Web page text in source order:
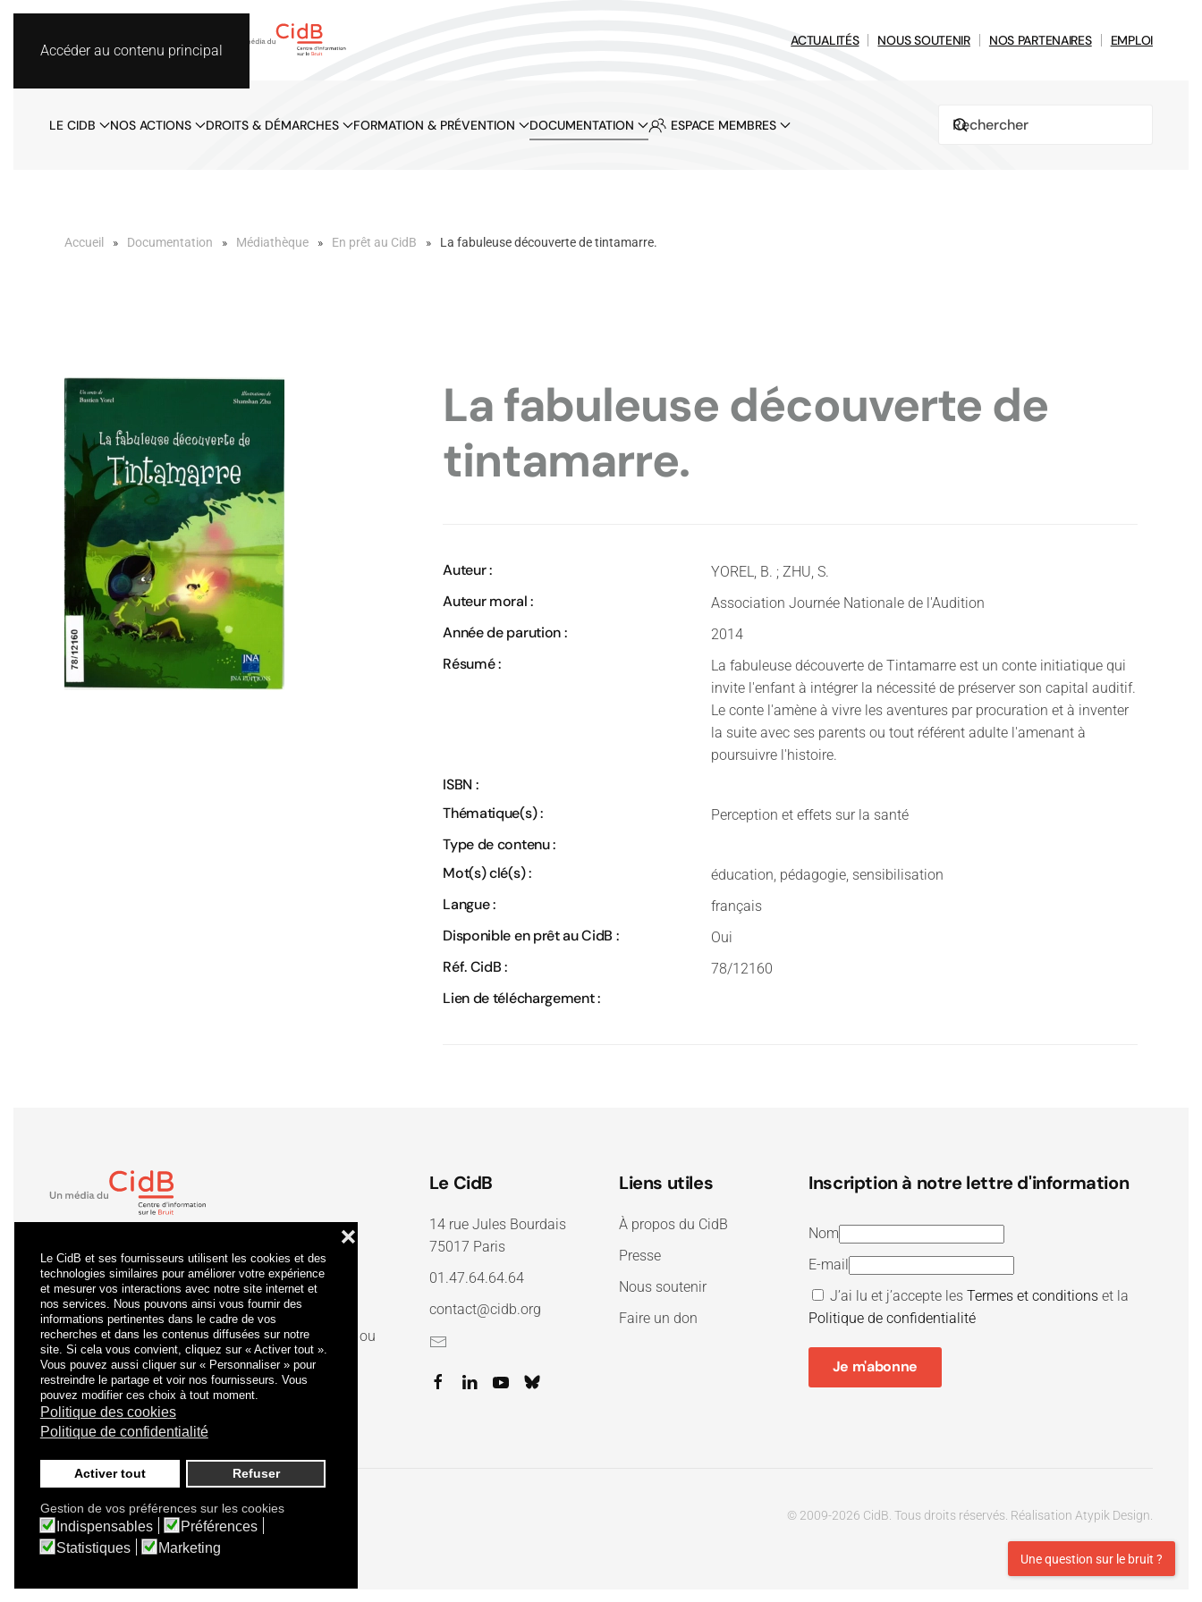
Le CidB et ses fournisseurs utilisent les cookies et des
technologies similaires pour améliorer votre expérience
et mesurer vos interactions avec notre site internet et
nos services. Nous pouvons ainsi vous fournir des
informations pertinentes dans le cadre de vos
recherches et dans les contenus diffusées sur notre
site. Si cela vous convient, cliquez sur « Activer tout ».
Vous pouvez aussi cliquer sur « Personnaliser » pour
restreindre le partage et voir nos fournisseurs. Vous
pouvez modifier ces choix à tout moment.
Politique des cookies
Politique de confidentialité
Activer tout Refuser
❌
Gestion de vos préférences sur les cookies
Indispensables
Préférences
Statistiques
Marketing
Accéder au contenu principal
ACTUALITÉS NOUS SOUTENIR NOS PARTENAIRES EMPLOI
LE CIDB NOS ACTIONS DROITS & DÉMARCHES FORMATION & PRÉVENTION DOCUMENTATION ESPACE MEMBRES
Accueil Documentation Médiathèque En prêt au CidB La fabuleuse découverte de tintamarre.
La fabuleuse découverte de
tintamarre.
Auteur : YOREL, B. ; ZHU, S.
Auteur moral : Association Journée Nationale de l'Audition
Année de parution : 2014
Résumé :
La fabuleuse découverte de Tintamarre est un conte initiatique qui
invite l'enfant à intégrer la nécessité de préserver son capital auditif.
Le conte l'amène à vivre les aventures par procuration et à inventer
la suite avec ses parents ou tout référent adulte l'amenant à
poursuivre l'histoire.
ISBN :
Thématique(s) :
Perception et effets sur la santé
Type de contenu :
Mot(s) clé(s) :
éducation, pédagogie, sensibilisation
Langue : français
Disponible en prêt au CidB : Oui
Réf. CidB : 78/12160
Lien de téléchargement :
Lacertification qualité a été délivrée au titre de la ou
des catégories d'actions suivantes : actions de
formation.
Le CidB
14 rue Jules Bourdais
75017 Paris
01.47.64.64.64
contact@cidb.org
Liens utiles
À propos du CidB
Presse
Nous soutenir
Faire un don
Inscription à notre lettre d'information
Nom
E-mail
J’ai lu et j’accepte lesTermes et conditions et la
Politique de confidentialité
Je m'abonne
Politique de confidentialité Mentions légales © 2009-2026 CidB. Tous droits réservés. Réalisation Atypik Design
Une question sur le bruit ?